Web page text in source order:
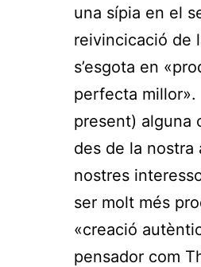
una sípia en el
reivincicació de
s’esgota en
perfecta
present) alguna
des de la
nostres
ser molt més
«creació
pensador com